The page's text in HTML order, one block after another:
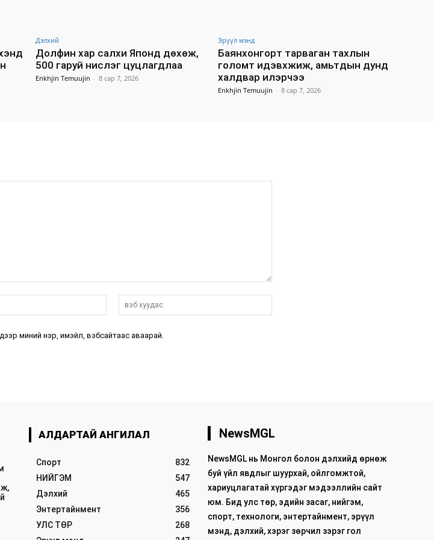
Дэлхий
Долфин хар салхи Японд дөхөж,
500 гаруй нислэг цуцлагдлаа
Enkhjin Temuujin - 8 сар 7, 2026
Эрүүл мэнд
Баянхонгорт тарваган тахлын
голомт идэвхжиж, амьтдын дунд
халдвар илэрчээ
Enkhjin Temuujin - 8 сар 7, 2026
мэйл:*
хуудас:
миний нэр, имэйл, вэбсайтаас аваарай.
АЛДАРТАЙ АНГИЛАЛ
Спорт
832
НИЙГЭМ
547
Дэлхий
465
Энтертайнмент
356
УЛС ТӨР
268
NewsMGL
NewsMGL нь Монгол болон дэлхийд өрнөж
буй үйл явдлыг шуурхай, ойлгомжтой,
хариуцлагатай хүргэдэг мэдээллийн сайт
юм. Бид улс төр, эдийн засаг, нийгэм,
спорт, технологи, энтертайнмент, эрүүл
мэнд, дэлхий, хэрэг зөрчил зэрэг гол